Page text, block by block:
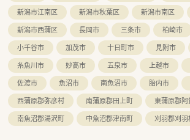
新潟市江南区
新潟市秋葉区 新潟市南区
新潟市西蒲区
長岡市 三条市 柏崎市
小千谷市
加茂市 十日町市 見附市
糸魚川市
妙高市 五泉市 上越市
佐渡市
魚沼市 南魚沼市 胎内市
西蒲原郡弥彦村
南蒲原郡田上町
東蒲原郡阿
南魚沼郡湯沢町
中魚沼郡津南町 刈羽郡刈羽